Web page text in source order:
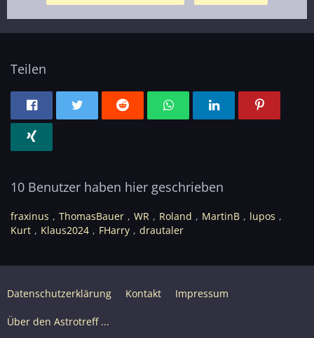
Teilen
10 Benutzer haben hier geschrieben
fraxinus ThomasBauer WR Roland MartinB
lupos
Kurt
Klaus2024 FHarry drautaler
Datenschutzerklärung Kontakt Impressum
Über den Astrotreff ...